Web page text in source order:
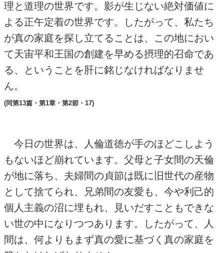
理と道理の世界です。影が生じない絶対価値に
よる正午定着の世界です。したがって、私たち
が真の家庭を探し立てることは、この地におい
て天宙平和王国の創建を早める摂理的召命であ
る、ということを肝に銘じなければなりませ
ん。
(同第13篇・第1章・第2節・17)
今日の世界は、人倫道徳が手のほどこしよう
もないほど崩れています。父母と子女間の天倫
が地に落ち、夫婦間の貞節は既に旧世代の産物
として捨てられ、兄弟間の友愛も、今や利己的
個人主義の沼に埋もれ、見いだすこともできな
い世の中になりつつあります。したがって、人
間は、何よりもまず真の愛に基づく真の家庭を